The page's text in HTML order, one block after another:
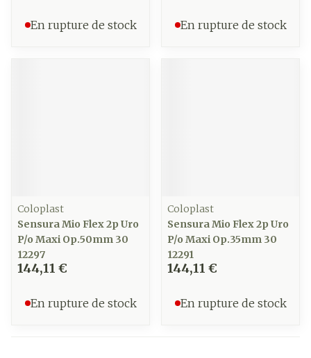
En rupture de stock En rupture de stock
Coloplast
Sensura Mio Flex 2p Uro
P/o Maxi Op.50mm 30
12297
144,11 €
En rupture de stock
Coloplast
Sensura Mio Flex 2p Uro
P/o Maxi Op.35mm 30
12291
144,11 €
En rupture de stock